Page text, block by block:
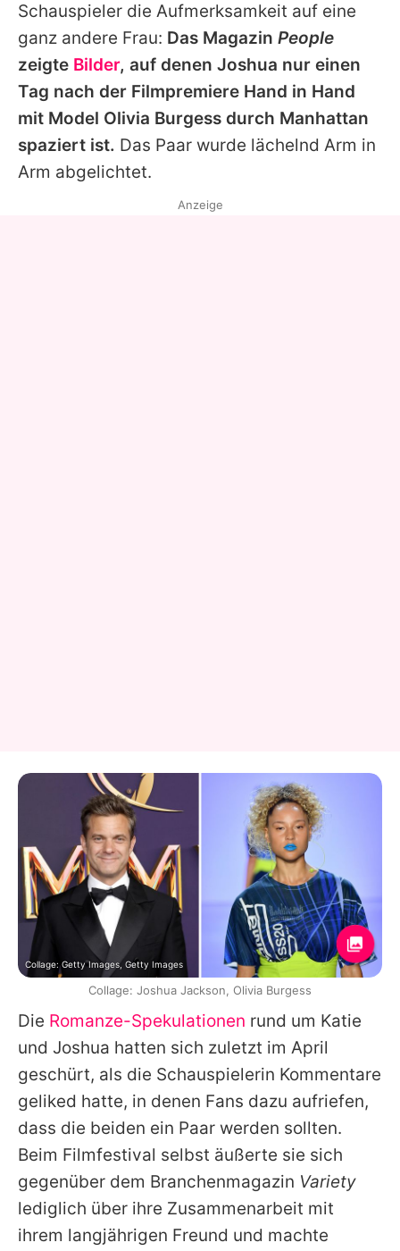
Impressum
Datenschutzerklärung
Nutzungsbedingungen
Utiq verwalten
Schauspieler die Aufmerksamkeit auf eine
ganz andere Frau: Das Magazin People
zeigte Bilder, auf denen Joshua nur einen
Tag nach der Filmpremiere Hand in Hand
mit Model Olivia Burgess durch Manhattan
spaziert ist. Das Paar wurde lächelnd Arm in
Arm abgelichtet.
Die Romanze-Spekulationen rund um Katie
und Joshua hatten sich zuletzt im April
geschürt, als die Schauspielerin Kommentare
geliked hatte, in denen Fans dazu aufriefen,
dass die beiden ein Paar werden sollten.
Beim Filmfestival selbst äußerte sie sich
gegenüber dem Branchenmagazin Variety
lediglich über ihre Zusammenarbeit mit
ihrem langjährigen Freund und machte
Anzeige
Collage: Getty Images, Getty Images
Collage: Joshua Jackson, Olivia Burgess